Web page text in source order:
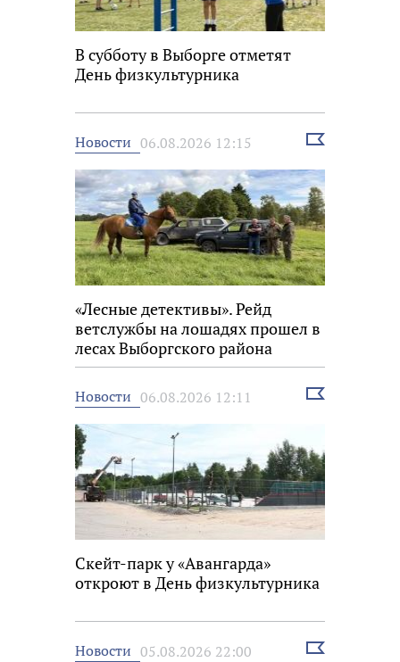
В субботу в Выборге отметят
День физкультурника
Новости 06.08.2026 12:15
Выбрать
«Лесные детективы». Рейд
ветслужбы на лошадях прошел в
лесах Выборгского района
Новости 06.08.2026 12:11
Выбрать
Скейт-парк у «Авангарда»
откроют в День физкультурника
Новости 05.08.2026 22:00
Выбрать